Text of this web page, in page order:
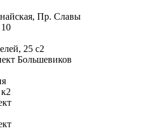
Пр. Славы
25 с2
Большевиков